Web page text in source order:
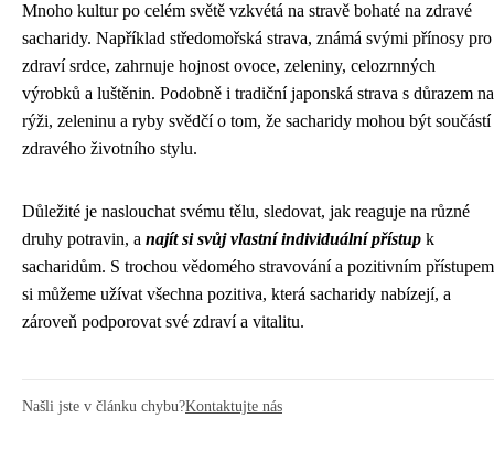
Mnoho kultur po celém světě vzkvétá na stravě bohaté na zdravé
sacharidy. Například středomořská strava, známá svými přínosy pro
zdraví srdce, zahrnuje hojnost ovoce, zeleniny, celozrnných
výrobků a luštěnin. Podobně i tradiční japonská strava s důrazem na
rýži, zeleninu a ryby svědčí o tom, že sacharidy mohou být součástí
zdravého životního stylu.
Důležité je naslouchat svému tělu, sledovat, jak reaguje na různé
druhy potravin, a najít si svůj vlastní individuální přístup k
sacharidům. S trochou vědomého stravování a pozitivním přístupem
si můžeme užívat všechna pozitiva, která sacharidy nabízejí, a
zároveň podporovat své zdraví a vitalitu.
Našli jste v článku chybu?Kontaktujte nás